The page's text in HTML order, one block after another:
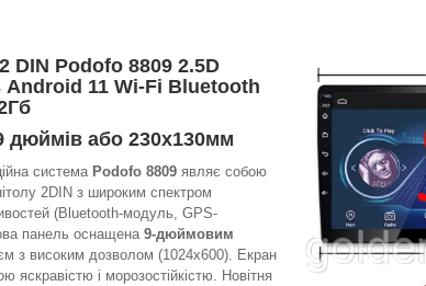
DIN Podofo 8809 2.5D
Android 11 Wi-Fi Bluetooth
дюймів або 230х130мм
система Podofo 8809 являє собою
2DIN з широким спектром
(Bluetooth-модуль, GPS-
панель оснащена 9-дюймовим
з високим дозволом (1024х600). Екран
яскравістю і морозостійкістю. Новітня